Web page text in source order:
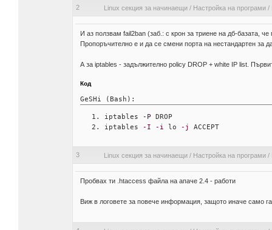
2 Linux секция за начинаещи/ Настройка на програми/
И аз ползвам fail2ban (заб.: с крон за триене на дб-базата,
Пропоръчително е и да се смени порта на нестандартен за
А за iptables - задължително policy DROP + white IP list.
Код
GeSHi (Bash):
iptables -P DROP
iptables
-I -i lo -j ACCEPT
3 Linux секция за начинаещи/ Настройка на програми/
Пробвах ти .htaccess файла на апаче 2.4 - работи
Виж в логовете за повече информация, защото иначе само